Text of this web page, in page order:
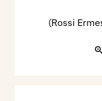
(Rossi